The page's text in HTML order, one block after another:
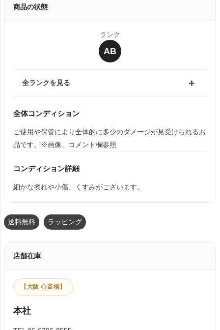
商品の状態
ランク
AB
全ランクを見る
全体コンディション
ご使用や保管により全体的に多少のダメージが見受けられるお
品です。※画像、コメント欄参照
コンディション詳細
細かな擦れや小傷、くすみがございます。
送料無料 ラッピング
店舗在庫
【大阪 心斎橋】
本社